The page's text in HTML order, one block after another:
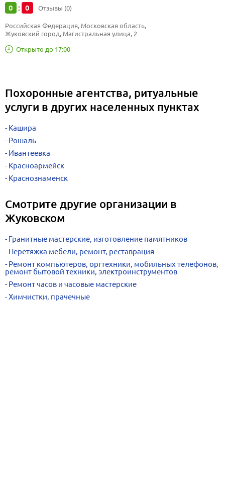
0 : 0 Отзывы (0)
Открыто до 17:00
Российская Федерация, Московская область,
Жуковский город, Магистральная улица, 2
Похоронные агентства, ритуальные
услуги в других населенных пунктах
Кашира
Рошаль
Ивантеевка
Красноармейск
Краснознаменск
Смотрите другие организации в
Жуковском
Гранитные мастерские, изготовление памятников
Перетяжка мебели, ремонт, реставрация
Ремонт компьютеров, оргтехники, мобильных телефонов,
ремонт бытовой техники, электроинструментов
Ремонт часов и часовые мастерские
Химчистки, прачечные